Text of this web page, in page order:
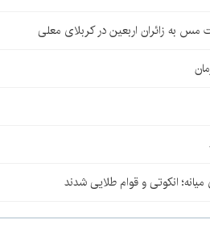
به زائران اربعین در کربلای معلی
انکوتی و قوام طلایی شدند